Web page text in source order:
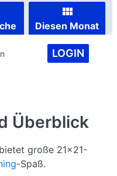
Diesen Monat
LOGIN
Überblick
große 21x21-
-Spaß.